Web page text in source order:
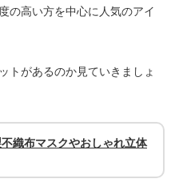
の高い方を中心に人気のアイ
トがあるのか見ていきましょ
織布マスクやおしゃれ立体